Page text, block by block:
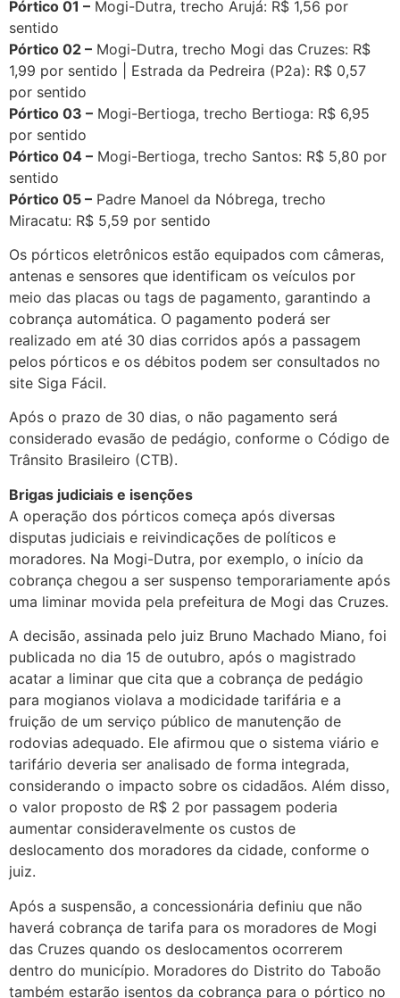
Pórtico 01 – Mogi-Dutra, trecho Arujá: R$ 1,56 por
sentido
Pórtico 02 – Mogi-Dutra, trecho Mogi das Cruzes: R$
1,99 por sentido | Estrada da Pedreira (P2a): R$ 0,57
por sentido
Pórtico 03 – Mogi-Bertioga, trecho Bertioga: R$ 6,95
por sentido
Pórtico 04 – Mogi-Bertioga, trecho Santos: R$ 5,80 por
sentido
Pórtico 05 – Padre Manoel da Nóbrega, trecho
Miracatu: R$ 5,59 por sentido
Os pórticos eletrônicos estão equipados com câmeras,
antenas e sensores que identificam os veículos por
meio das placas ou tags de pagamento, garantindo a
cobrança automática. O pagamento poderá ser
realizado em até 30 dias corridos após a passagem
pelos pórticos e os débitos podem ser consultados no
site Siga Fácil.
Após o prazo de 30 dias, o não pagamento será
considerado evasão de pedágio, conforme o Código de
Trânsito Brasileiro (CTB).
Brigas judiciais e isenções
A operação dos pórticos começa após diversas
disputas judiciais e reivindicações de políticos e
moradores. Na Mogi-Dutra, por exemplo, o início da
cobrança chegou a ser suspenso temporariamente após
uma liminar movida pela prefeitura de Mogi das Cruzes.
A decisão, assinada pelo juiz Bruno Machado Miano, foi
publicada no dia 15 de outubro, após o magistrado
acatar a liminar que cita que a cobrança de pedágio
para mogianos violava a modicidade tarifária e a
fruição de um serviço público de manutenção de
rodovias adequado. Ele afirmou que o sistema viário e
tarifário deveria ser analisado de forma integrada,
considerando o impacto sobre os cidadãos. Além disso,
o valor proposto de R$ 2 por passagem poderia
aumentar consideravelmente os custos de
deslocamento dos moradores da cidade, conforme o
juiz.
Após a suspensão, a concessionária definiu que não
haverá cobrança de tarifa para os moradores de Mogi
das Cruzes quando os deslocamentos ocorrerem
dentro do município. Moradores do Distrito do Taboão
também estarão isentos da cobrança para o pórtico no